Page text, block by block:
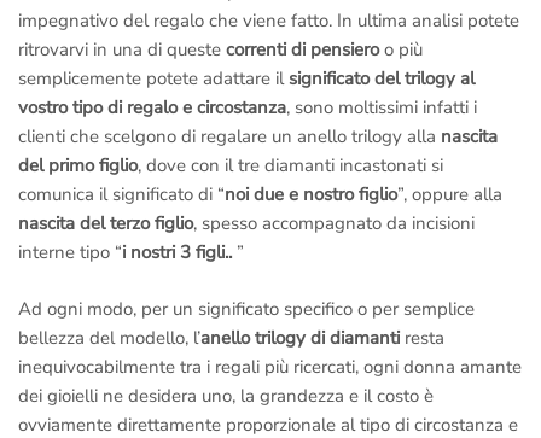
Chiama inlaboratorio a Romaal numero+39 065416661
Chiama ilnumero verde gratuito di Roma 800 034 552
Per informazioni sui diamanti e sulle certificazioni puoi scrivere
anche al nostroufficio dei diamanti di Londraal numero
Whatsapp+44 7392179865(Solo messaggi di testo)
Anelli.it Srl – Via Margutta 94, RomaCitofono Anelli.it(A
destra della scalinata di Trinità dei Monti – Piazza di Spagna)
ci raggiungi con laMetro A scendendo alla fermata
–Per motivi di Privacy e di Sicurezza riceviamo solo ed
esclusivamente su appuntamento, ci riserviamo inoltre il diritto
di selezione all’ingresso.
impegnativo del regalo che viene fatto. In ultima analisi potete
ritrovarvi in una di queste correnti di pensieroo più
semplicemente potete adattare ilsignificato del trilogy al
vostro tipo di regalo e circostanza, sono moltissimi infatti i
clienti che scelgono di regalare un anello trilogy alla nascita
del primo figlio, dove con il tre diamanti incastonati si
comunica il significato di “noi due e nostro figlio”, oppure alla
nascita del terzo figlio, spesso accompagnato da incisioni
interne tipo “i nostri 3 figli.. ”
Ad ogni modo, per un significato specifico o per semplice
bellezza del modello, l’anello trilogy di diamanti resta
inequivocabilmente tra i regali più ricercati, ogni donna amante
dei gioielli ne desidera uno, la grandezza e il costo è
ovviamente direttamente proporzionale al tipo di circostanza e